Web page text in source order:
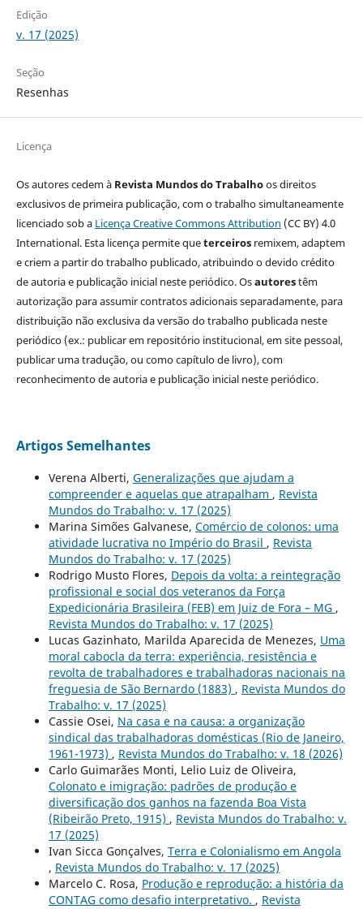
Edição
v. 17 (2025)
Seção
Resenhas
Licença
Os autores cedem à Revista Mundos do Trabalhoos direitos
exclusivos de primeira publicação, com o trabalho simultaneamente
licenciado sob a Licença Creative Commons Attribution (CC BY) 4.0
International. Esta licença permite queterceirosremixem, adaptem
e criem a partir do trabalho publicado, atribuindo o devido crédito
de autoria e publicação inicial neste periódico. Osautorestêm
autorização para assumir contratos adicionais separadamente, para
distribuição não exclusiva da versão do trabalho publicada neste
periódico (ex.: publicar em repositório institucional, em site pessoal,
publicar uma tradução, ou como capítulo de livro), com
reconhecimento de autoria e publicação inicial neste periódico.
Artigos Semelhantes
Verena Alberti, Generalizações que ajudam a
compreender e aquelas que atrapalham , Revista
Mundos do Trabalho: v. 17 (2025)
Marina Simões Galvanese, Comércio de colonos: uma
atividade lucrativa no Império do Brasil , Revista
Mundos do Trabalho: v. 17 (2025)
Rodrigo Musto Flores, Depois da volta: a reintegração
profissional e social dos veteranos da Força
Expedicionária Brasileira (FEB) em Juiz de Fora – MG ,
Revista Mundos do Trabalho: v. 17 (2025)
Lucas Gazinhato, Marilda Aparecida de Menezes, Uma
moral cabocla da terra: experiência, resistência e
revolta de trabalhadores e trabalhadoras nacionais na
freguesia de São Bernardo (1883) , Revista Mundos do
Trabalho: v. 17 (2025)
Cassie Osei, Na casa e na causa: a organização
sindical das trabalhadoras domésticas (Rio de Janeiro,
1961-1973) , Revista Mundos do Trabalho: v. 18 (2026)
Carlo Guimarães Monti, Lelio Luiz de Oliveira,
Colonato e imigração: padrões de produção e
diversificação dos ganhos na fazenda Boa Vista
(Ribeirão Preto, 1915) , Revista Mundos do Trabalho: v.
17 (2025)
Ivan Sicca Gonçalves, Terra e Colonialismo em Angola
, Revista Mundos do Trabalho: v. 17 (2025)
Marcelo C. Rosa, Produção e reprodução: a história da
CONTAG como desafio interpretativo. , Revista